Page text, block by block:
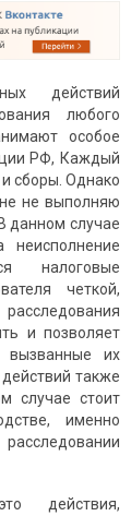
действий
любого
особое
РФ, Каждый
сборы. Однако
не выполняю
данном случае
неисполнение
налоговые
четкой,
и позволяет
вызванные их
также
случае стоит
именно
действия,